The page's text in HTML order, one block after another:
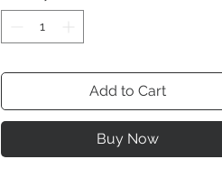
Add to Cart
Buy Now